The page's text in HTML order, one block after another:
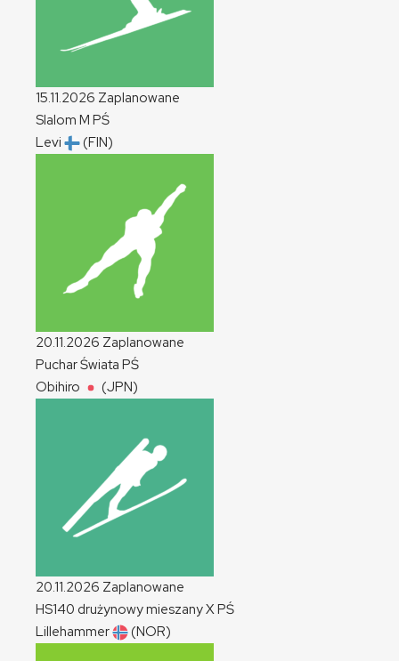
15.11.2026 Zaplanowane
Slalom M PŚ
Levi
(FIN)
20.11.2026 Zaplanowane
Puchar Świata PŚ
Obihiro
(JPN)
20.11.2026 Zaplanowane
HS140 drużynowy mieszanyXPŚ
Lillehammer
(NOR)